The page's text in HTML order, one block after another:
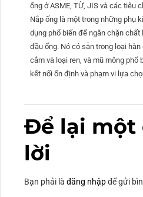
ống ở ASME, TỪ, JIS và các tiêu
Nắp ống là một trong những phụ
dụng phổ biến để ngăn chặn
đầu ống. Nó có sẵn trong loại
cắm và loại ren, và mũ mông phổ
kết nối ổn định và phạm vi lựa
Để lại một
lời
Bạn phải làđăng nhậpđể gửi